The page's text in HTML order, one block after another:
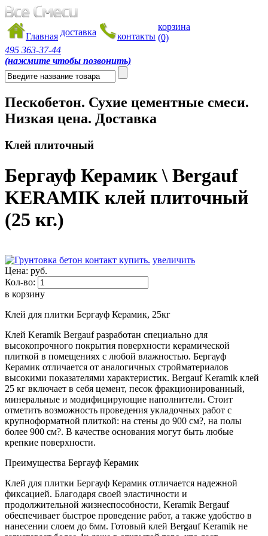
Главная доставка контакты
корзина
(0)
495 363-37-44
(нажмите чтобы позвонить)
Пескобетон. Сухие цементные смеси.
Низкая цена. Доставка
Клей плиточный
Бергауф Керамик \ Bergauf
KERAMIK клей плиточный
(25 кг.)
увеличить
Цена: руб.
Кол-во:
в корзину
Клей для плитки Бергауф Керамик, 25кг
Клей Keramik Bergauf разработан специально для
высокопрочного покрытия поверхности керамической
плиткой в помещениях с любой влажностью. Бергауф
Керамик отличается от аналогичных стройматериалов
высокими показателями характеристик. Bergauf Keramik клей
25 кг включает в себя цемент, песок фракционированный,
минеральные и модифицирующие наполнители. Стоит
отметить возможность проведения укладочных работ с
крупноформатной плиткой: на стены до 900 см?, на полы
более 900 см?. В качестве основания могут быть любые
крепкие поверхности.
Преимущества Бергауф Керамик
Клей для плитки Бергауф Керамик отличается надежной
фиксацией. Благодаря своей эластичности и
продолжительной жизнеспособности, Keramik Bergauf
обеспечивает быстрое проведение работ, а также удобство в
нанесении слоем до 6мм. Готовый клей Bergauf Keramik не